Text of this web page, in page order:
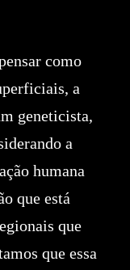
como
a
geneticista,
a
humana
que está
que
que essa